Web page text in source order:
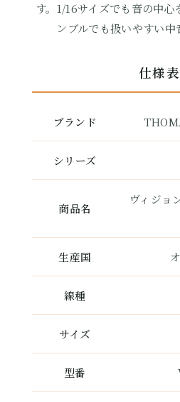
す。1/16サイズでも音の中
ンブルでも扱いやすい中
仕様表
ブランド
シリーズ
商品名
ヴィジョ
生産国
線種
サイズ
型番